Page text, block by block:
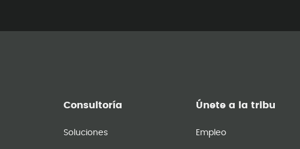
Consultoría
Soluciones
Únete a la tribu
Empleo